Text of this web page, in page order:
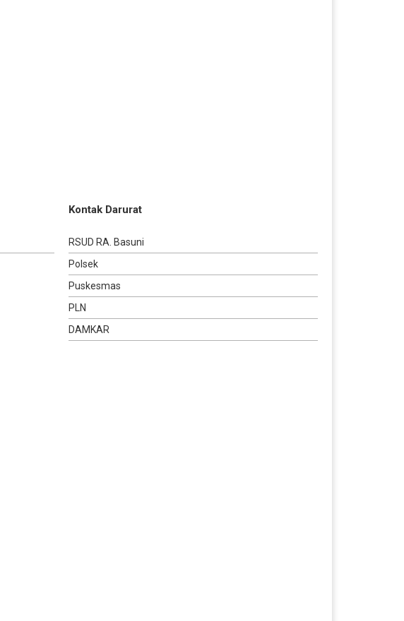
Kontak Darurat
RSUD RA. Basuni
Polsek
Puskesmas
PLN
DAMKAR